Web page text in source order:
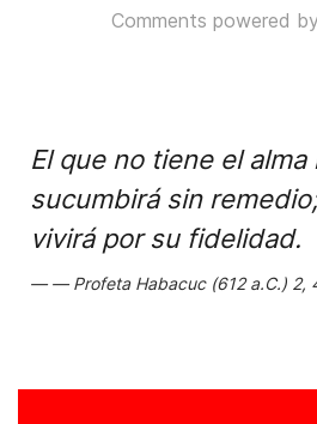
Comments powered by
El que no tiene el alma
sucumbirá sin
vivirá por su fidelidad.
Profeta Habacuc (612 a.C.) 2,